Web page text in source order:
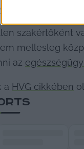
Balázs orvos,
szakértőként
mellesleg
az
a HVG cikkében